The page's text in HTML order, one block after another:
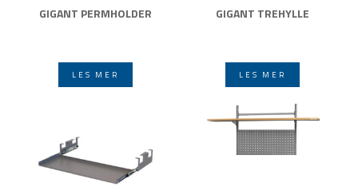
GIGANT PERMHOLDER
LES MER
GIGANT TREHYLLE
LES MER